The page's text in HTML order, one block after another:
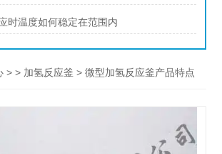
时温度如何稳定在范围内
> > 加氢反应釜 > 微型加氢反应釜产品特点